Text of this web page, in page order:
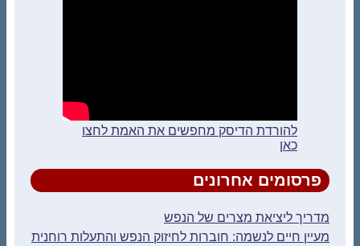
להורדת הדיסק מחפשים את האמת לחצו
כאן
פרסומים אחרונים
מדריך ליציאת מצרים של הנפש
מעיין חיים לנשמה: חוברות לחיזוק הנפש והתעלות רוחנית